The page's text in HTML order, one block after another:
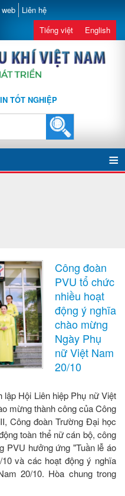
Liên hệ
Tiếng việt English
TỐT NGHIỆP
Công đoàn
PVU tổ chức
nhiều hoạt
động ý nghĩa
chào mừng
Ngày Phụ
nữ Việt Nam
20/10
Hội Liên hiệp Phụ nữ Việt
mừng thành công của Công
Công đoàn Trường Đại học
toàn thể nữ cán bộ, công
PVU hưởng ứng "Tuần lễ áo
và các hoạt động ý nghĩa
20/10. Hòa chung trong